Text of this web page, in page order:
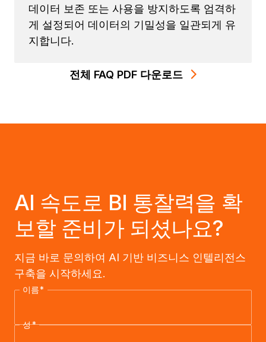
데이터 보존 또는 사용을 방지하도록 엄격하
게 설정되어 데이터의 기밀성을 일관되게 유
지합니다.
전체 FAQ PDF 다운로드
AI 속도로 BI 통찰력을 확
보할 준비가 되셨나요?
지금 바로 문의하여 AI 기반 비즈니스 인텔리전스
구축을 시작하세요.
이름*
성*